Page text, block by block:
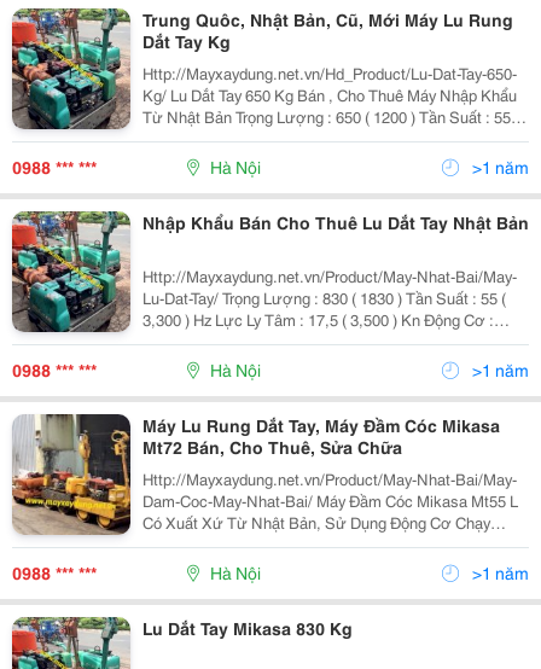
Trung Quôc, Nhật Bản, Cũ, Mới Máy Lu Rung
Dắt Tay Kg
Http://Mayxaydung.net.vn/Hd_Product/Lu-Dat-Tay-650-
Kg/ Lu Dắt Tay 650 Kg Bán , Cho Thuê Máy Nhập Khẩu
Từ Nhật Bản Trọng Lượng : 650 ( 1200 ) Tần Suất : 55 (
3,300 ) Hz Lực Ly Tâm : 9,8 ( 2,200 ) Kn Động Cơ : Yama
Nfad6-E Ph
0988 *** *** Hà Nội >1 năm
Nhập Khẩu Bán Cho Thuê Lu Dắt Tay Nhật Bản
Http://Mayxaydung.net.vn/Product/May-Nhat-Bai/May-
Lu-Dat-Tay/ Trọng Lượng : 830 ( 1830 ) Tần Suất : 55 (
3,300 ) Hz Lực Ly Tâm : 17,5 ( 3,500 ) Kn Động Cơ :
Yanmar Phương Thức Cấp Lực : Truyền Động Thủy Tĩnh
Bánh Răng Hệ Thống Rung
0988 *** *** Hà Nội >1 năm
Máy Lu Rung Dắt Tay, Máy Đầm Cóc Mikasa
Mt72 Bán, Cho Thuê, Sửa Chữa
Http://Mayxaydung.net.vn/Product/May-Nhat-Bai/May-
Dam-Coc-May-Nhat-Bai/ Máy Đầm Cóc Mikasa Mt55 L
Có Xuất Xứ Từ Nhật Bản, Sử Dụng Động Cơ Chạy
Xăng Robin Eh09 &Ndash; 2. Máy Hoạt Động Rất Khỏe
Và Ổn Định. Máy Chuyên Sử Dụng Để Đầm Đất. Đầm
Bê Tông
0988 *** *** Hà Nội >1 năm
Lu Dắt Tay Mikasa 830 Kg